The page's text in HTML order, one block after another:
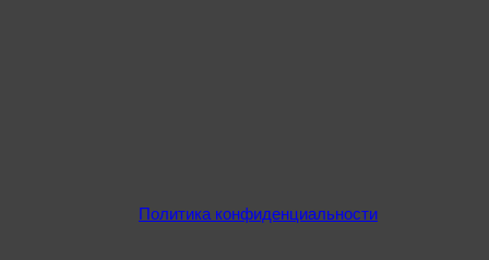
Политика конфиденциальности